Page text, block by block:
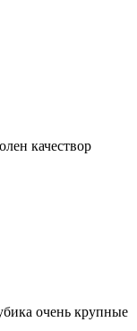
качествор
очень крупные